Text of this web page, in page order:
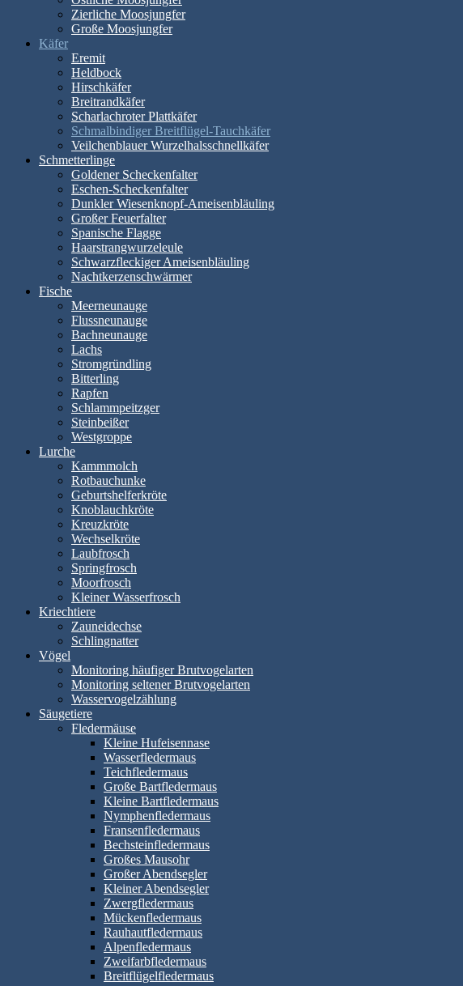
Zierliche Moosjungfer
Große Moosjungfer
Käfer
Eremit
Heldbock
Hirschkäfer
Breitrandkäfer
Scharlachroter Plattkäfer
Schmalbindiger Breitflügel-Tauchkäfer
Veilchenblauer Wurzelhalsschnellkäfer
Schmetterlinge
Goldener Scheckenfalter
Eschen-Scheckenfalter
Dunkler Wiesenknopf-Ameisenbläuling
Großer Feuerfalter
Spanische Flagge
Haarstrangwurzeleule
Schwarzfleckiger Ameisenbläuling
Nachtkerzenschwärmer
Fische
Meerneunauge
Flussneunauge
Bachneunauge
Lachs
Stromgründling
Bitterling
Rapfen
Schlammpeitzger
Steinbeißer
Westgroppe
Lurche
Kammmolch
Rotbauchunke
Geburtshelferkröte
Knoblauchkröte
Kreuzkröte
Wechselkröte
Laubfrosch
Springfrosch
Moorfrosch
Kleiner Wasserfrosch
Kriechtiere
Zauneidechse
Schlingnatter
Vögel
Monitoring häufiger Brutvogelarten
Monitoring seltener Brutvogelarten
Wasservogelzählung
Säugetiere
Fledermäuse
Kleine Hufeisennase
Wasserfledermaus
Teichfledermaus
Große Bartfledermaus
Kleine Bartfledermaus
Nymphenfledermaus
Fransenfledermaus
Bechsteinfledermaus
Großes Mausohr
Großer Abendsegler
Kleiner Abendsegler
Zwergfledermaus
Mückenfledermaus
Rauhautfledermaus
Alpenfledermaus
Zweifarbfledermaus
Breitflügelfledermaus